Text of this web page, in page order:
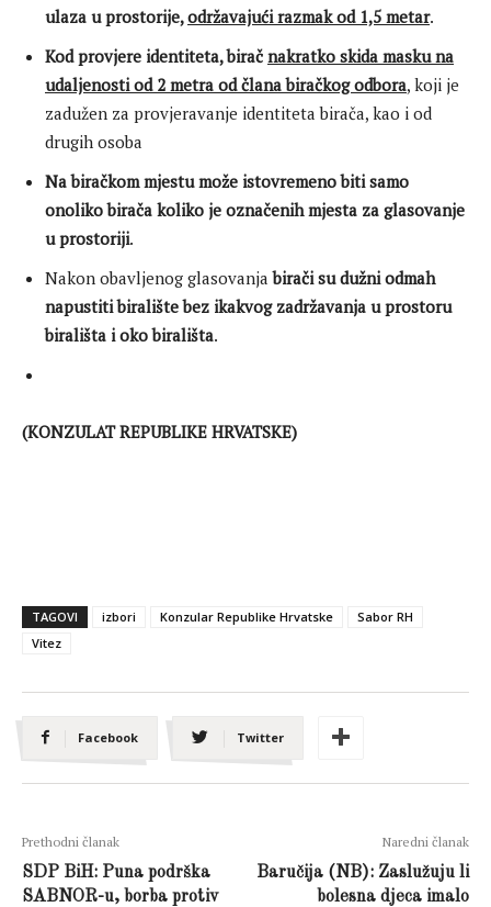
ulaza u prostorije,održavajući razmak od 1,5 metar.
Kod provjere identiteta, birač nakratko skida masku na
udaljenosti od 2 metra od člana biračkog odbora, koji je
zadužen za provjeravanje identiteta birača, kao i od
drugih osoba
Na biračkom mjestu može istovremeno biti samo
onoliko birača koliko je označenih mjesta za glasovanje
u prostoriji.
Nakon obavljenog glasovanjabirači su dužni odmah
napustiti biralište bez ikakvog zadržavanja u prostoru
birališta i oko birališta.
(KONZULAT REPUBLIKE HRVATSKE)
TAGOVI izbori Konzular Republike Hrvatske
Sabor RH
Vitez
Facebook Twitter
Prethodni članak
SDP BiH: Puna podrška
SABNOR-u, borba protiv
Naredni članak
Baručija (NB): Zaslužuju li
bolesna djeca imalo